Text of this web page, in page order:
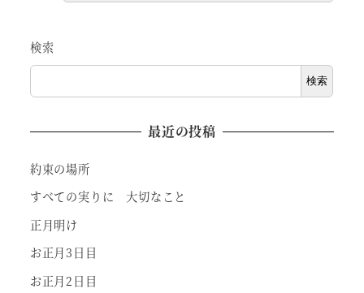
検索
検索
最近の投稿
約束の場所
すべての実りに 大切なこと
正月明け
お正月3日目
お正月2日目